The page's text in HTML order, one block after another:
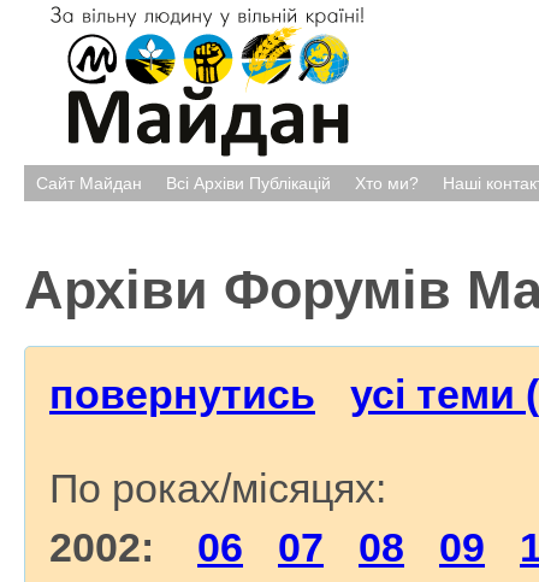
Сайт Майдан Всі Архіви Публікацій Хто ми? Наші
Архіви Форумів
повернутись усі теми
По роках/місяцях:
2002: 06 07 08 09